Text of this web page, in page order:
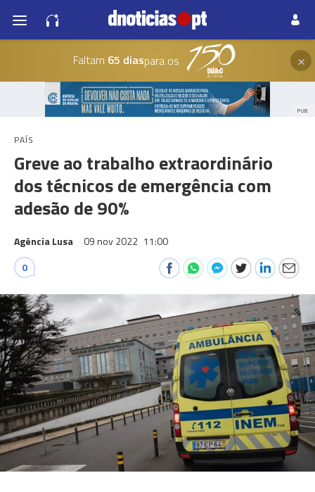
Faltam 65 diaspara os ×
PUB
PAÍS
Greve ao trabalho extraordinário
dos técnicos de emergência com
adesão de 90%
Agência Lusa 09 nov 2022 11:00
0